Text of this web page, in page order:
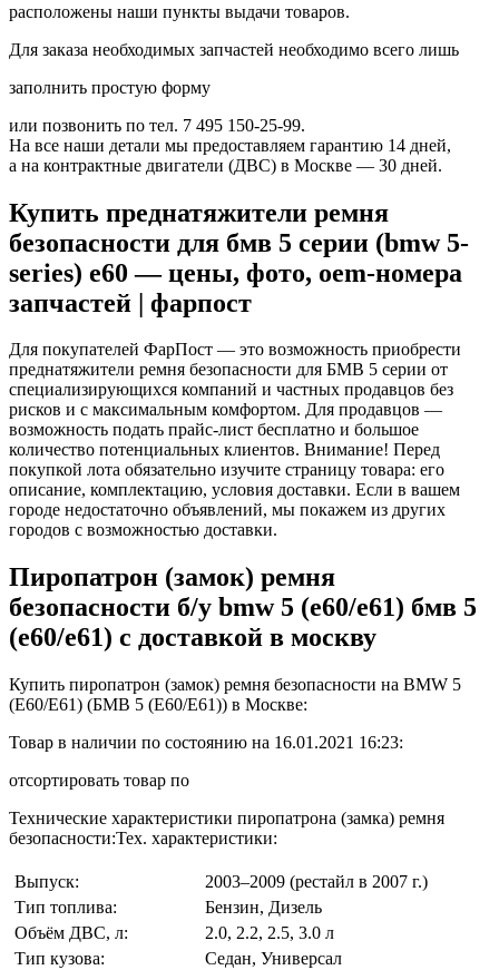
расположены наши пункты выдачи товаров.
Для заказа необходимых запчастей необходимо всего лишь
заполнить простую форму
или позвонить по тел. 7 495 150-25-99.
На все наши детали мы предоставляем гарантию 14 дней,
а на контрактные двигатели (ДВС) в Москве — 30 дней.
Купить преднатяжители ремня
безопасности для бмв 5 серии (bmw 5-
series) e60 — цены, фото, oem-номера
запчастей | фарпост
Для покупателей ФарПост — это возможность приобрести
преднатяжители ремня безопасности для БМВ 5 серии от
специализирующихся компаний и частных продавцов без
рисков и с максимальным комфортом. Для продавцов —
возможность подать прайс-лист бесплатно и большое
количество потенциальных клиентов. Внимание! Перед
покупкой лота обязательно изучите страницу товара: его
описание, комплектацию, условия доставки. Если в вашем
городе недостаточно объявлений, мы покажем из других
городов с возможностью доставки.
Пиропатрон (замок) ремня
безопасности б/у bmw 5 (e60/e61) бмв 5
(е60/е61) с доставкой в москву
Купить пиропатрон (замок) ремня безопасности на BMW 5
(E60/E61) (БМВ 5 (Е60/Е61)) в Москве:
Товар в наличии по состоянию на 16.01.2021 16:23:
отсортировать товар по
Технические характеристики пиропатрона (замка) ремня
безопасности:Тех. характеристики:
Выпуск: 2003–2009 (рестайл в 2007 г.)
Тип топлива:
Бензин, Дизель
Объём ДВС, л:
2.0, 2.2, 2.5, 3.0 л
Тип кузова:
Седан, Универсал